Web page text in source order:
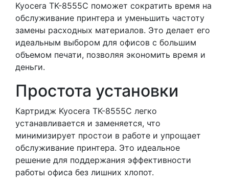
Kyocera TK-8555C поможет сократить время на
обслуживание принтера и уменьшить частоту
замены расходных материалов. Это делает его
идеальным выбором для офисов с большим
объемом печати, позволяя экономить время и
деньги.
Простота установки
Картридж Kyocera TK-8555C легко
устанавливается и заменяется, что
минимизирует простои в работе и упрощает
обслуживание принтера. Это идеальное
решение для поддержания эффективности
работы офиса без лишних хлопот.